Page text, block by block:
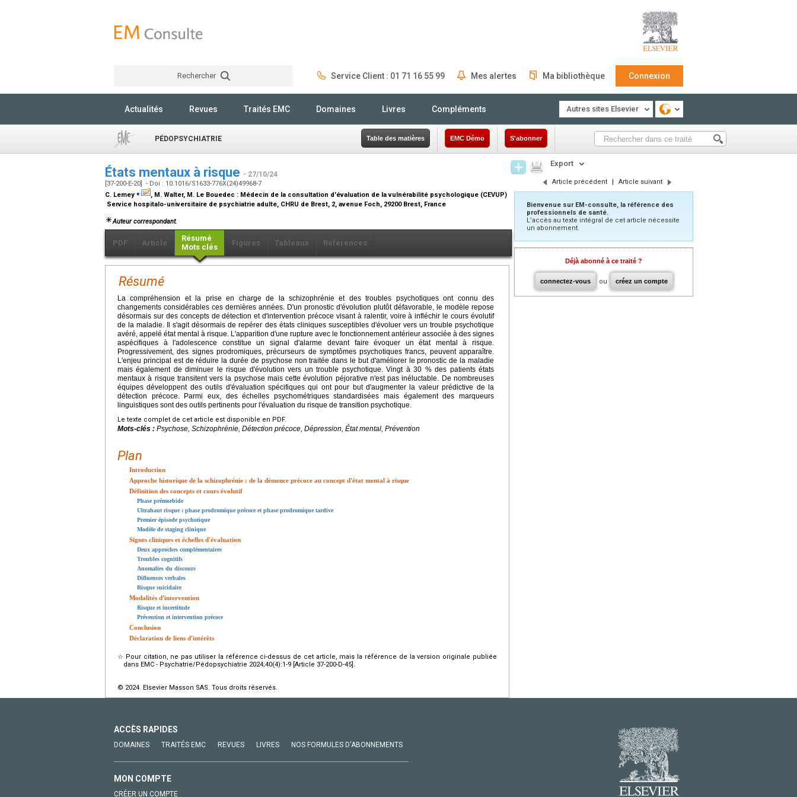
Rechercher Service Client : 01 71 16 55 99 Mes alertes Ma bibliothèque Connexion
Actualités Revues Traités EMC Domaines Livres Compléments Autres sites Elsevier
PÉDOPSYCHIATRIE Table des matières EMC Démo S'abonner
États mentaux à risque - 27/10/24
[37-200-E-20] - Doi : 10.1016/S1633-776X(24)49968-7
C. Lemey ⁎ , M. Walter, M. Le Bouedec : Médecin de la consultation d'évaluation de la vulnérabilité psychologique (CEVUP)
Service hospitalo-universitaire de psychiatrie adulte, CHRU de Brest, 2, avenue Foch, 29200 Brest, France
Auteur correspondant.
PDF Article
Résumé
Mots clés
Figures Tableaux Références
Résumé
La compréhension et la prise en charge de la schizophrénie et des troubles psychotiques ont connu des
changements considérables ces dernières années. D'un pronostic d'évolution plutôt défavorable, le modèle repose
désormais sur des concepts de détection et d'intervention précoce visant à ralentir, voire à infléchir le cours évolutif
de la maladie. Il s'agit désormais de repérer des états cliniques susceptibles d'évoluer vers un trouble psychotique
avéré, appelé état mental à risque. L'apparition d'une rupture avec le fonctionnement antérieur associée à des signes
aspécifiques à l'adolescence constitue un signal d'alarme devant faire évoquer un état mental à risque.
Progressivement, des signes prodromiques, précurseurs de symptômes psychotiques francs, peuvent apparaître.
L'enjeu principal est de réduire la durée de psychose non traitée dans le but d'améliorer le pronostic de la maladie
mais également de diminuer le risque d'évolution vers un trouble psychotique. Vingt à 30 % des patients états
mentaux à risque transitent vers la psychose mais cette évolution péjorative n'est pas inéluctable. De nombreuses
équipes développent des outils d'évaluation spécifiques qui ont pour but d'augmenter la valeur prédictive de la
détection précoce. Parmi eux, des échelles psychométriques standardisées mais également des marqueurs
linguistiques sont des outils pertinents pour l'évaluation du risque de transition psychotique.
Le texte complet de cet article est disponible en PDF.
Mots-clés : Psychose, Schizophrénie, Détection précoce, Dépression, État mental, Prévention
Plan
Introduction
Approche historique de la schizophrénie : de la démence précoce au concept d'état mental à risque
Définition des concepts et cours évolutif
Phase prémorbide
Ultrahaut risque : phase prodromique précoce et phase prodromique tardive
Premier épisode psychotique
Modèle de staging clinique
Signes cliniques et échelles d'évaluation
Deux approches complémentaires
Troubles cognitifs
Anomalies du discours
Difluences verbales
Risque suicidaire
Modalités d'intervention
Risque et incertitude
Prévention et intervention précoce
Conclusion
Déclaration de liens d'intérêts
☆ Pour citation, ne pas utiliser la référence ci-dessus de cet article, mais la référence de la version originale publiée
dans EMC - Psychatrie/Pédopsychiatrie 2024;40(4):1-9 [Article 37-200-D-45].
© 2024 Elsevier Masson SAS. Tous droits réservés.
Export
Article précédent | Article suivant
Bienvenue sur EM-consulte, la référence des
professionnels de santé.
L’accès au texte intégral de cet article nécessite
un abonnement.
Déjà abonné à ce traité ?
connectez-vous ou créez un compte
ACCÈS RAPIDES
DOMAINES TRAITÉS EMC REVUES LIVRES NOS FORMULES D'ABONNEMENTS
MON COMPTE
CRÉER UN COMPTE